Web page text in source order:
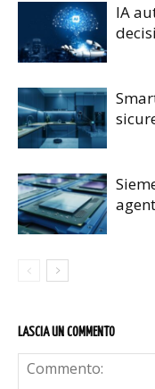
IA
LASCIA UN COMMENTO